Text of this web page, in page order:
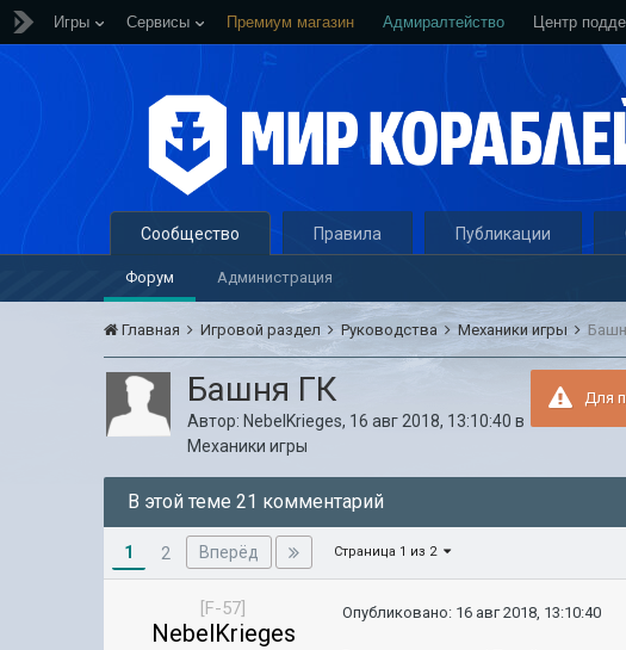
Игры Сервисы Премиум магазин Адмиралтейство Центр
Сообщество
Форум Администрация
Правила Публикации
Главная Игровой раздел Руководства Механики игры
Для
Башня ГК
Автор: NebelKrieges, 16 авг 2018, 13:10:40 в
Механики игры
В этой теме 21 комментарий
1 2 Вперёд Страница 1 из 2
[F-57]
NebelKrieges
Опубликовано: 16 авг 2018, 13:10:40